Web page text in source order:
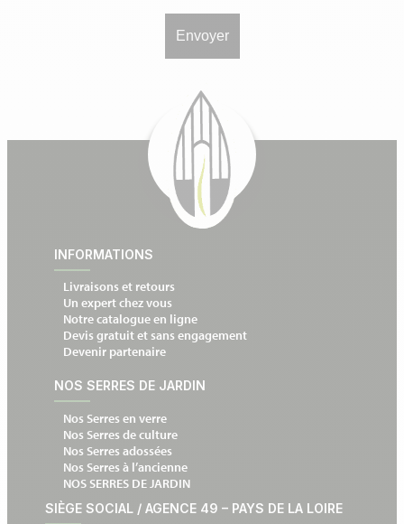
INFORMATIONS
Livraisons et retours
Un expert chez vous
Notre catalogue en ligne
Devis gratuit et sans engagement
Devenir partenaire
NOS SERRES DE JARDIN
Nos Serres en verre
Nos Serres de culture
Nos Serres adossées
Nos Serres à l’ancienne
NOS SERRES DE JARDIN
SIÈGE SOCIAL / AGENCE 49 – PAYS DE LA LOIRE